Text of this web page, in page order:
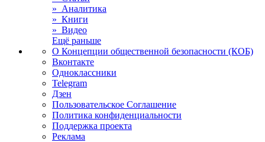
» Аналитика
» Книги
» Видео
Ещё раньше
О Концепции общественной безопасности (КОБ)
Вконтакте
Одноклассники
Telegram
Дзен
Пользовательское Соглашение
Политика конфиденциальности
Поддержка проекта
Реклама